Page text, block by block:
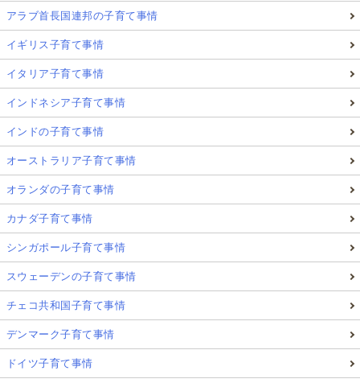
アラブ首長国連邦の子育て事情
イギリス子育て事情
イタリア子育て事情
インドネシア子育て事情
インドの子育て事情
オーストラリア子育て事情
オランダの子育て事情
カナダ子育て事情
シンガポール子育て事情
スウェーデンの子育て事情
チェコ共和国子育て事情
デンマーク子育て事情
ドイツ子育て事情